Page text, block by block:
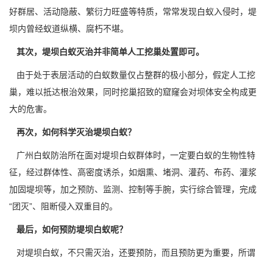
好群居、活动隐蔽、繁衍力旺盛等特质，常常发现白蚁入侵时，堤
坝内曾经蚁道纵横、腐朽不堪。
其次，堤坝白蚁灭治并非简单人工挖巢处置即可。
由于处于表层活动的白蚁数量仅占整群的极小部分，假定人工挖
巢，难以抵达根治效果，同时挖巢招致的窟窿会对坝体安全构成更
大的危害。
再次，如何科学灭治堤坝白蚁？
广州白蚁防治所在面对堤坝白蚁群体时，一定要白蚁的生物性特
征，经过群体性、高密度诱杀，如烟熏、堵洞、灌药、布药、灌浆
加固堤坝等，加之预防、监测、控制等手腕，实行综合管理，完成
“团灭”、阻断侵入双重目的。
最后，如何预防堤坝白蚁呢？
对堤坝白蚁，不只需灭治，还要预防，而且预防更为重要，所谓